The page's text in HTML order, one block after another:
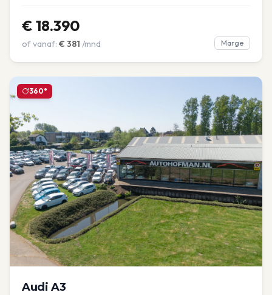
€ 18.390
of vanaf: € 381 /mnd Marge
360°
Audi A3